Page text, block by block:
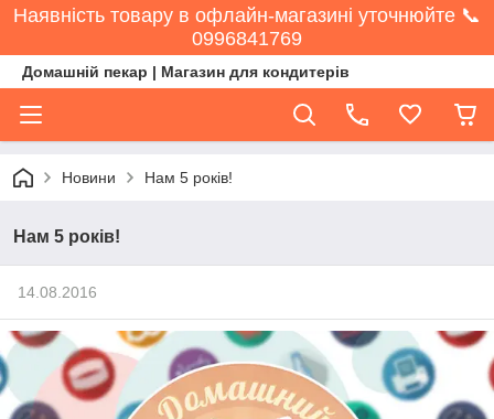
Наявність товару в офлайн-магазині уточнюйте 📞
0996841769
Домашній пекар | Магазин для кондитерів
Новини Нам 5 років!
Нам 5 років!
14.08.2016